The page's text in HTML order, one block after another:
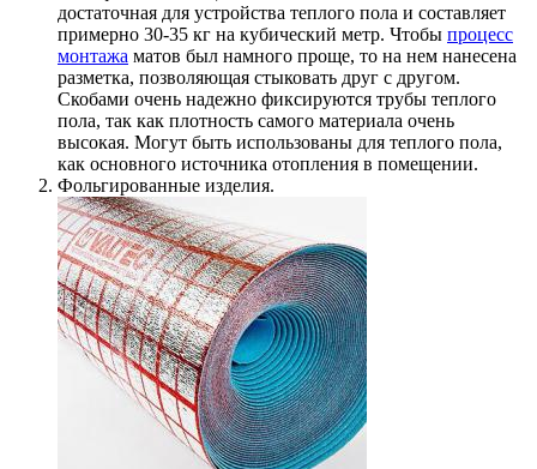
достаточная для устройства теплого пола и составляет
примерно 30-35 кг на кубический метр. Чтобы процесс
монтажа матов был намного проще, то на нем нанесена
разметка, позволяющая стыковать друг с другом.
Скобами очень надежно фиксируются трубы теплого
пола, так как плотность самого материала очень
высокая. Могут быть использованы для теплого пола,
как основного источника отопления в помещении.
Фольгированные изделия.